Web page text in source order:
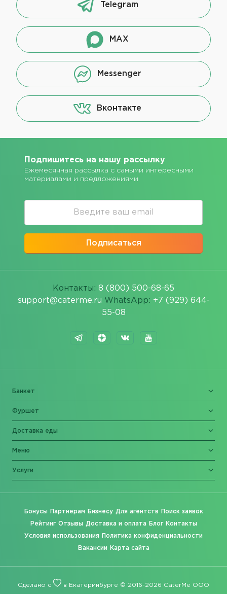
Telegram
MAX
Messenger
Вконтакте
Подпишитесь на нашу рассылку
Ежемесячная рассылка с самыми интересными
материалами и предложениями
Подписаться
Контакты: 8 (800) 500-68-65
support@caterme.ru WhatsApp: +7 (929) 644-
55-08
Банкет
Фуршет
Доставка еды
Меню
Услуги
Бонусы Партнерам Бизнесу Для агентств Поиск заявок
Рейтинг Отзывы Доставка и оплата Блог Контакты
Условия использования Политика конфиденциальности
Вакансии Карта сайта
Сделано с в Екатеринбурге © 2016-2026 CaterMe ООО